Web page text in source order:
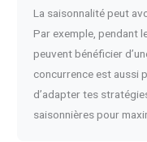
La saisonnalité peut
Par exemple, pendant
peuvent bénéficier
concurrence est aussi
d’adapter tes
saisonnières pour